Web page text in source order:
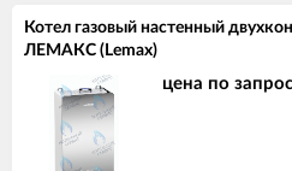
Котел газовый настенный
ЛЕМАКС (Lemax)
цена по